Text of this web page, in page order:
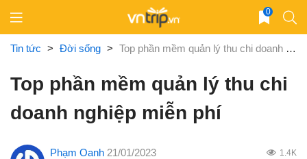
content
0
Tin tức > Đời sống > Top phần mềm quản lý thu chi doanh nghiệp miễn phí
Top phần mềm quản lý thu chi
doanh nghiệp miễn phí
Phạm Oanh 21/01/2023 1.4K